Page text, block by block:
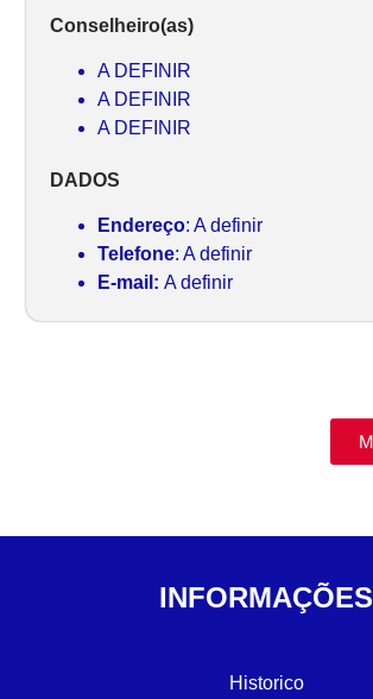
Conselheiro(as)
A DEFINIR
A DEFINIR
A DEFINIR
DADOS
Endereço: A definir
Telefone: A definir
E-mail: A definir
INFORMAÇÕES
Historico